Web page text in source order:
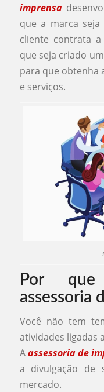
imprensa
que a marca
cliente contrata a
que seja criado
para que obtenha
e serviços.
Por que
assessoria
Você não tem
atividades ligadas
Aassessoria de
a divulgação de
mercado.